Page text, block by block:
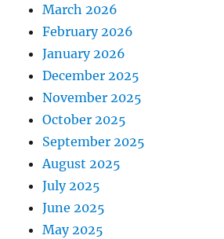
March 2026
February 2026
January 2026
December 2025
November 2025
October 2025
September 2025
August 2025
July 2025
June 2025
May 2025